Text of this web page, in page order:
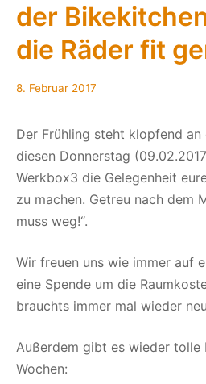
der
die Räder fit
8. Februar 2017
Der Frühling steht klopfend
diesen Donnerstag
Werkbox3 die Gelegenheit
zu machen. Getreu nach dem
muss weg!“.
Wir freuen uns wie immer auf
eine Spende um die
brauchts immer mal wieder
Außerdem gibt es wieder tolle
Wochen: